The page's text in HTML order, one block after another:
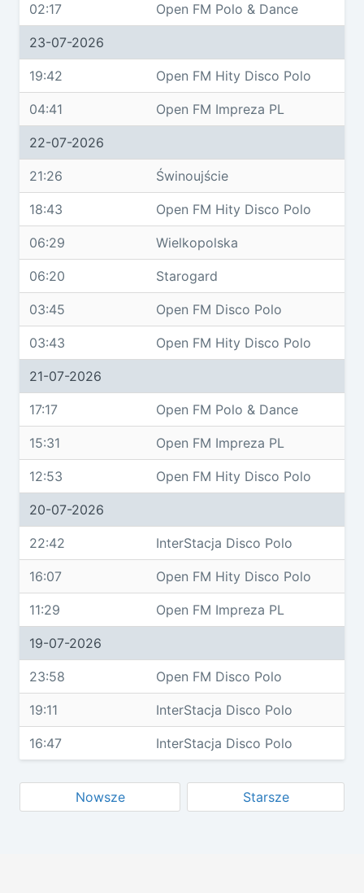
02:17 Open FM Polo & Dance
23-07-2026
19:42 Open FM Hity Disco Polo
04:41 Open FM Impreza PL
22-07-2026
21:26 Świnoujście
18:43 Open FM Hity Disco Polo
06:29 Wielkopolska
06:20 Starogard
03:45 Open FM Disco Polo
03:43 Open FM Hity Disco Polo
21-07-2026
17:17 Open FM Polo & Dance
15:31 Open FM Impreza PL
12:53 Open FM Hity Disco Polo
20-07-2026
22:42 InterStacja Disco Polo
16:07 Open FM Hity Disco Polo
11:29 Open FM Impreza PL
19-07-2026
23:58 Open FM Disco Polo
19:11 InterStacja Disco Polo
16:47 InterStacja Disco Polo
Nowsze Starsze